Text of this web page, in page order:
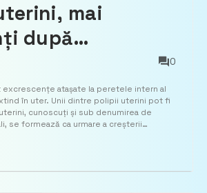
mai
după
Când se
în cancer. La
atentă
0
excrescențe atașate la peretele intern al
în uter. Unii dintre polipii uterini pot fi
cunoscuți și sub denumirea de
se formează ca urmare a creșterii
de obicei, necanceroși ...